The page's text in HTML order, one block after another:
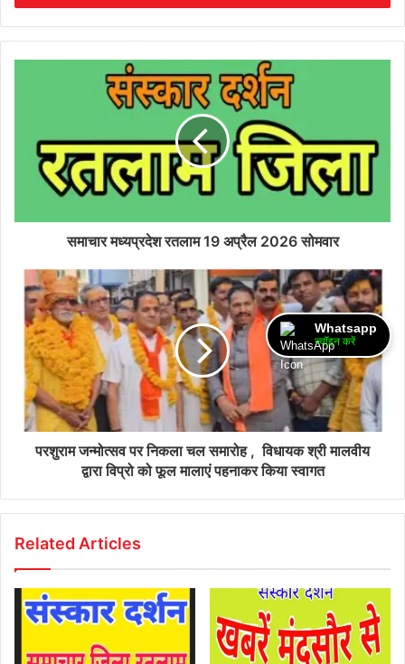
समाचार मध्यप्रदेश रतलाम 19 अप्रैल 2026 सोमवार
परशुराम जन्मोत्सव पर निकला चल समारोह , विधायक श्री मालवीय
द्वारा विप्रो को फूल मालाएं पहनाकर किया स्वागत
Related Articles
Whatsapp
ज्वॉइन करें